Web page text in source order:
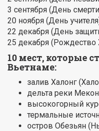
3 сентября (День
20 ноября (День
22 декабря (День
25 декабря (Рождество
10 мест, которые
Вьетнаме:
залив Халонг
дельта реки
высокогорный
термальные
остров Обезьян